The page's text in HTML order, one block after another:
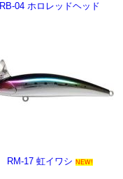
RB-04 ホロレッドヘッド
RM-17 虹イワシ NEW!